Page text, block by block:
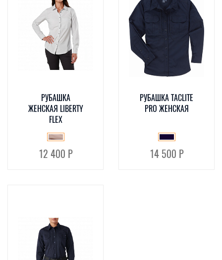
РУБАШКА
ЖЕНСКАЯ LIBERTY
FLEX
12 400 Р
РУБАШКА TACLITE
PRO ЖЕНСКАЯ
14 500 Р